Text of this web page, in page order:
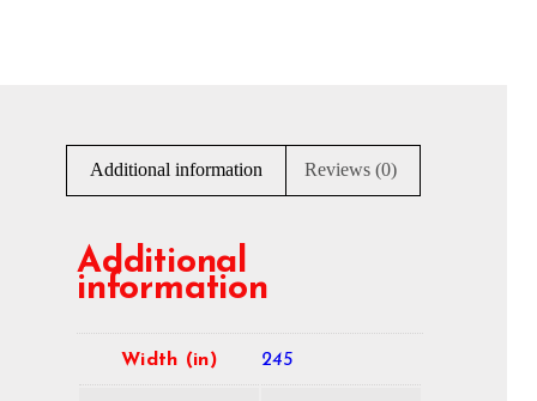
Additional information Reviews (0)
Additional
information
Width (in) 245